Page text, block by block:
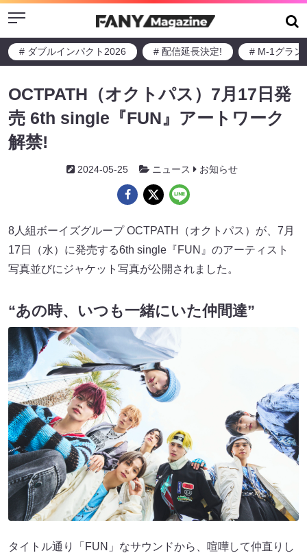
Menu
# ダブルインパクト2026 # 配信延長決定! # M-1グラン
OCTPATH（オクトパス）7⽉17⽇発
売 6th single『FUN』アートワーク
解禁!
2024-05-25 ニュース お知らせ
8⼈組ボーイズグループ OCTPATH（オクトパス）が、7⽉
17⽇（⽔）に発売する6th single『FUN』のアーティスト
写真並びにジャケット写真が公開されました。
“あの時、いつも⼀緒にいた仲間達”
タイトル通り「FUN」なサウンドから、喧嘩して仲直りし